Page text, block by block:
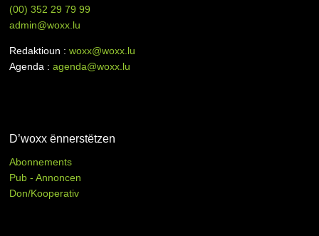
(00)352 29 79 99
admin@woxx.lu
Redaktioun :woxx@woxx.lu
Agenda :agenda@woxx.lu
D’woxx ënnerstëtzen
Abonnements
Pub - Annoncen
Don/Kooperativ